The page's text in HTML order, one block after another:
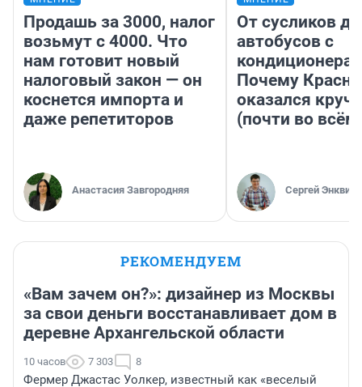
Продашь за 3000, налог
возьмут с 4000. Что
нам готовит новый
налоговый закон — он
коснется импорта и
даже репетиторов
Анастасия Завгородняя
От сусликов до
автобусов с
Почему
оказался
(почти во
Сергей Энквист
РЕКОМЕНДУЕМ
«Вам зачем он?»: дизайнер из Москвы
за свои деньги восстанавливает дом в
деревне Архангельской области
10 часов 7 303 8
Фермер Джастас Уолкер, известный как «веселый